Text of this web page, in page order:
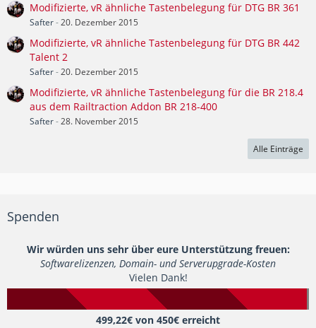
Modifizierte, vR ähnliche Tastenbelegung für DTG BR 361
Safter-20. Dezember 2015
Modifizierte, vR ähnliche Tastenbelegung für DTG BR 442
Talent 2
Safter-20. Dezember 2015
Modifizierte, vR ähnliche Tastenbelegung für die BR 218.4
aus dem Railtraction Addon BR 218-400
Safter-28. November 2015
Alle Einträge
Spenden
Wir würden uns sehr über eure Unterstützung freuen:
Softwarelizenzen, Domain- und Serverupgrade-Kosten
Vielen Dank!
499,22€ von 450€ erreicht